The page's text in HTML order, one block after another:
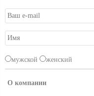
мужской женский
О компании